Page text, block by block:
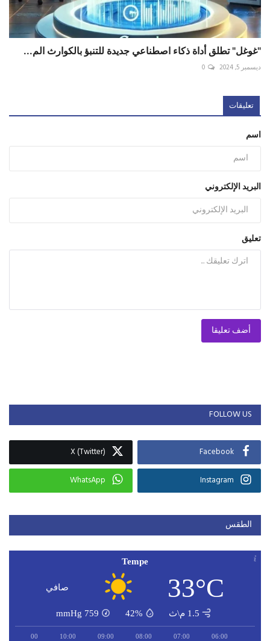
"غوغل" تطلق أداة ذكاء اصطناعي جديدة للتنبؤ بالكوارث الم...
ديسمبر 5, 2024 0
تعليقات
اسم
البريد الإلكتروني
تعليق
أضف تعليقا
FOLLOW US
Facebook
X (Twitter)
Instagram
WhatsApp
الطقس
Tempe
33°C صافي
1.5 م\ث 42%
759
mmHg
06:00
07:00
08:00
09:00
10:00
11:00